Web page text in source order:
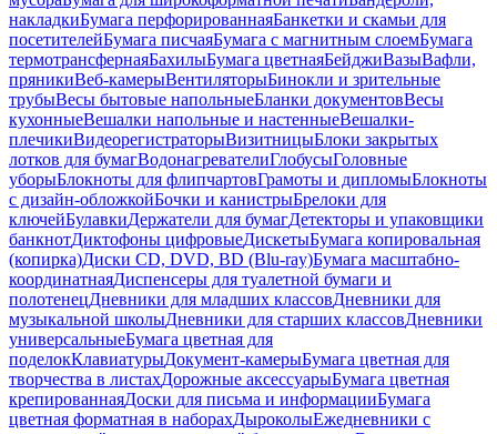
накладкиБумага перфорированнаяБанкетки и скамьи для
посетителейБумага писчаяБумага с магнитным слоемБумага
термотрансфернаяБахилыБумага цветнаяБейджиВазыВафли,
пряникиВеб-камерыВентиляторыБинокли и зрительные
трубыВесы бытовые напольныеБланки документовВесы
кухонныеВешалки напольные и настенныеВешалки-
плечикиВидеорегистраторыВизитницыБлоки закрытых
лотков для бумагВодонагревателиГлобусыГоловные
уборыБлокноты для флипчартовГрамоты и дипломыБлокноты
с дизайн-обложкойБочки и канистрыБрелоки для
ключейБулавкиДержатели для бумагДетекторы и упаковщики
банкнотДиктофоны цифровыеДискетыБумага копировальная
(копирка)Диски CD, DVD, BD (Blu-ray)Бумага масштабно-
координатнаяДиспенсеры для туалетной бумаги и
полотенецДневники для младших классовДневники для
музыкальной школыДневники для старших классовДневники
универсальныеБумага цветная для
поделокКлавиатурыДокумент-камерыБумага цветная для
творчества в листахДорожные аксессуарыБумага цветная
крепированнаяДоски для письма и информацииБумага
цветная форматная в наборахДыроколыЕжедневники с